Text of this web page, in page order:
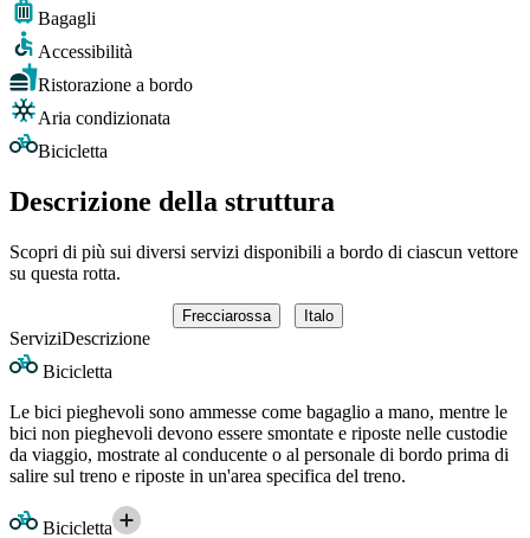
Bagagli
Accessibilità
Ristorazione a bordo
Aria condizionata
Bicicletta
Descrizione della struttura
Scopri di più sui diversi servizi disponibili a bordo di ciascun vettore
su questa rotta.
Frecciarossa Italo
ServiziDescrizione
Bicicletta
Le bici pieghevoli sono ammesse come bagaglio a mano, mentre le
bici non pieghevoli devono essere smontate e riposte nelle custodie
da viaggio, mostrate al conducente o al personale di bordo prima di
salire sul treno e riposte in un'area specifica del treno.
Bicicletta